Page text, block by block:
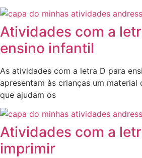
Atividades com a
ensino infantil
As atividades com a letra D para
apresentam às crianças um
que ajudam os
Atividades com a
imprimir